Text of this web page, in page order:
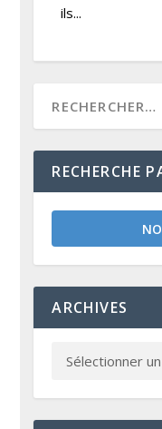
ils...
RECHERCHE
ARCHIVES